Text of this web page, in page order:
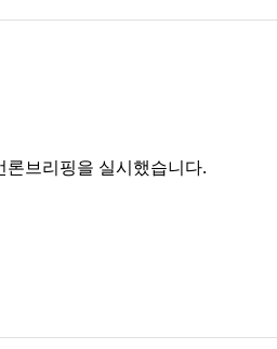
론브리핑을 실시했습니다.